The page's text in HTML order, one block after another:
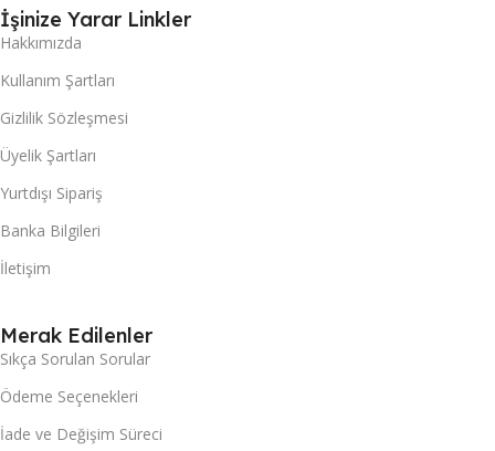
İşinize Yarar Linkler
Hakkımızda
Kullanım Şartları
Gizlilik Sözleşmesi
Üyelik Şartları
Yurtdışı Sipariş
Banka Bilgileri
İletişim
Merak Edilenler
Sıkça Sorulan Sorular
Ödeme Seçenekleri
İade ve Değişim Süreci